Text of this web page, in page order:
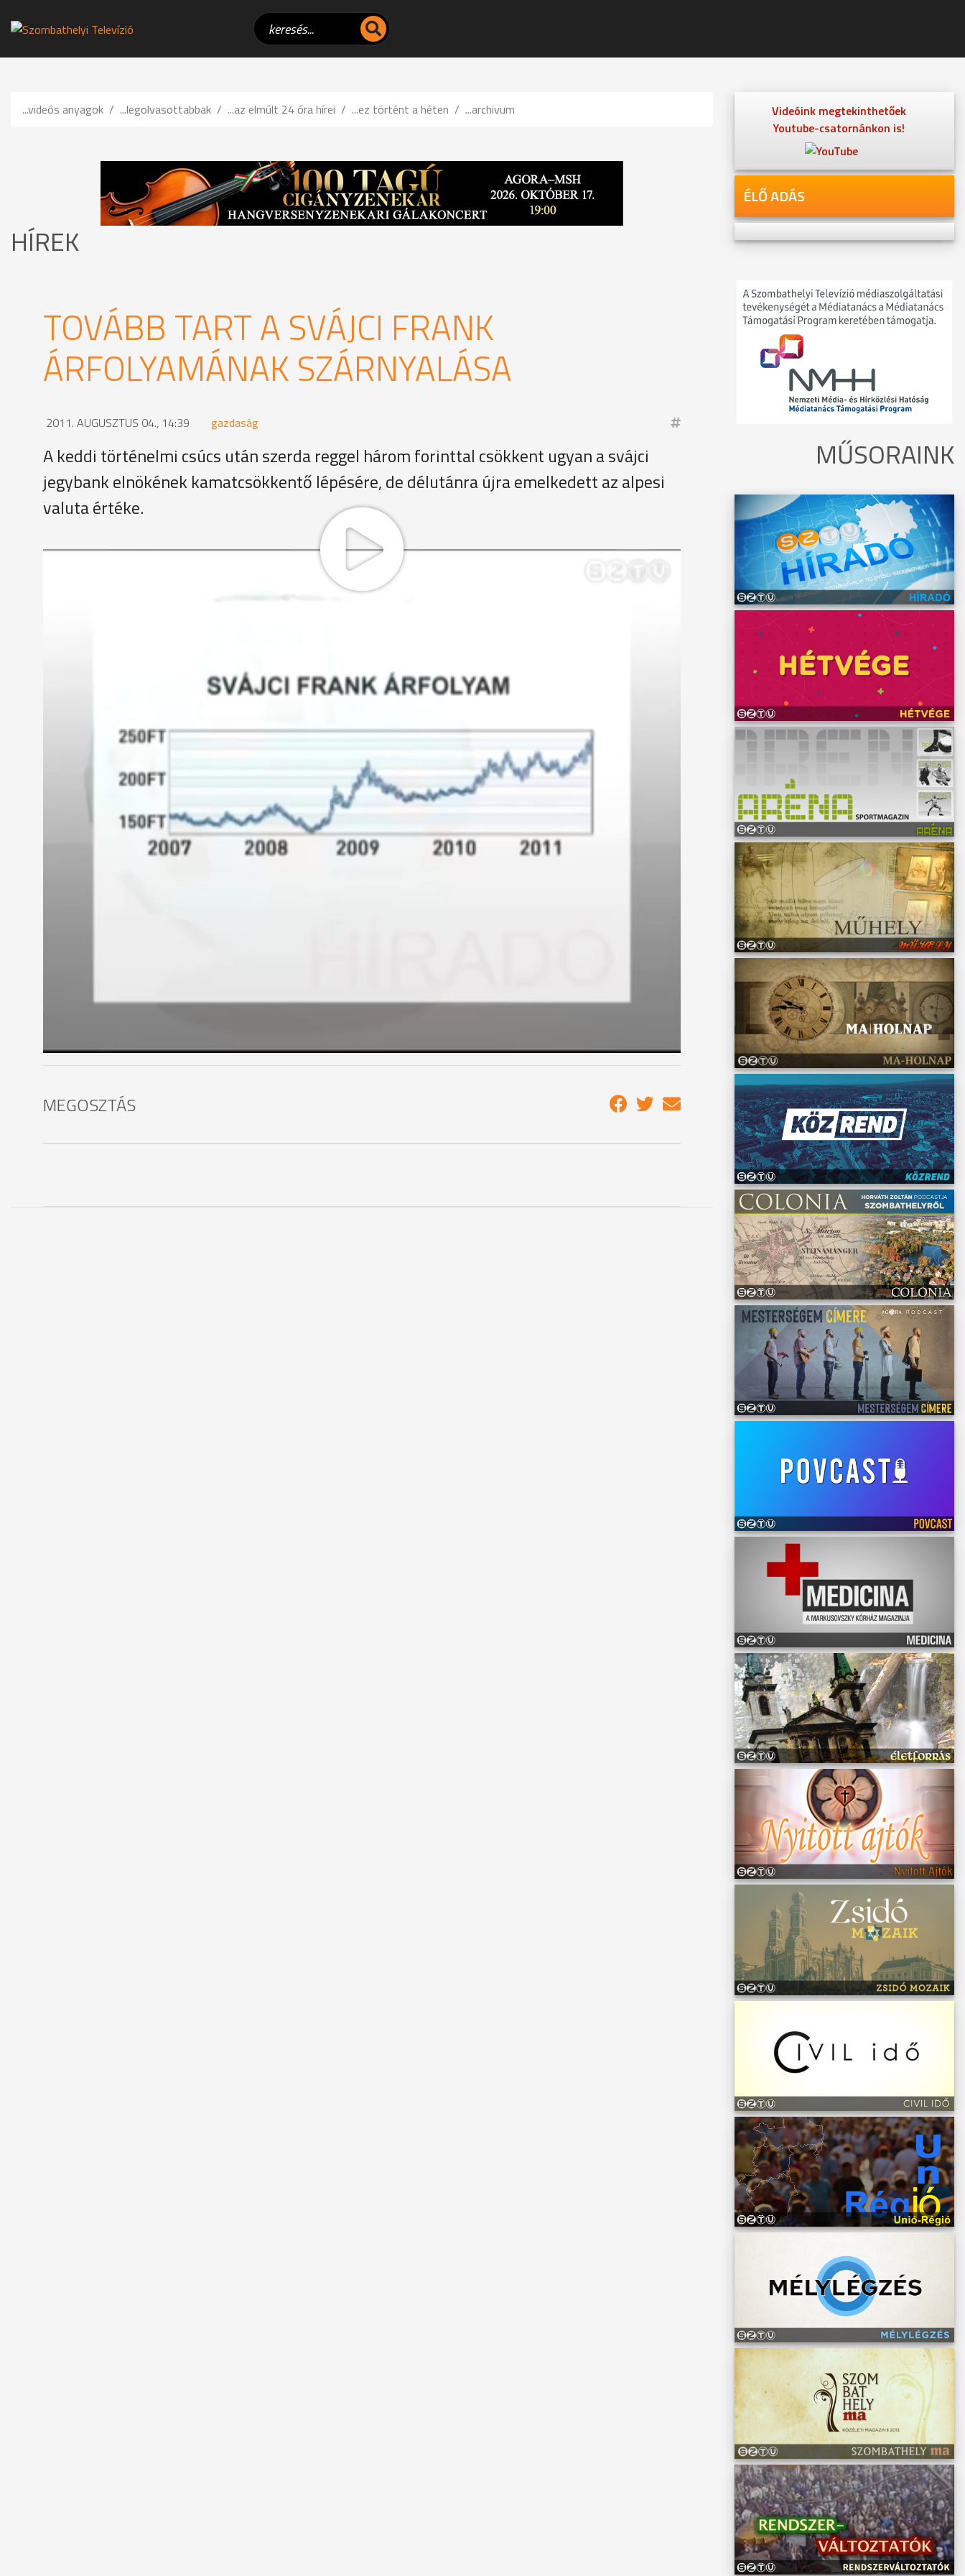
...videós anyagok ...legolvasottabbak ...az elmúlt 24 óra hírei ...ez történt a héten ...archivum
HÍREK
TOVÁBB TART A SVÁJCI FRANK
ÁRFOLYAMÁNAK SZÁRNYALÁSA
2011. AUGUSZTUS 04., 14:39 gazdaság
A keddi történelmi csúcs után szerda reggel három forinttal csökkent ugyan a svájci
jegybank elnökének kamatcsökkentő lépésére, de délutánra újra emelkedett az alpesi
valuta értéke.
Így változott a svájci frank árfolyama az elmúlt években. 2007-ben 160 forint körül mozgott. A válság előtt
közvetlenül csökkent, majd folyamatosan emelkedett. Mostanra 250 forint fölé emelkedett. Elemzők szerint a
befektetőket olyan kockázatmentes deviza felé terelte, ami sokkal erősebb, mint az összes többi, ezért erősödött a
Ebben a szombathelyi 44 lakásos társasházban az értékesítőtől kapott információk szerint majdnem mindenki
hitelre vette lakását. A jelentősen megemelkedett törlesztőrészletek miatt egyre többen maradnak el például a
közös költséggel. Erre már nem futja a családi kasszából. Az ingatlanközvetítőnél azt mondják, egyelőre nem
emelkedett drasztikusan a jelzáloggal terhelt lakásuktól megszabadulni akarók száma a városban.
Horváth Jolán referens, Heckenast Ingatlanközvetítő Iroda
Van 1-2 ingatlanunk, amelyeket reménytelen eladni, mert nagyobb rajta a hitel, mint az eladási értéke. 3 év alatt
MEGOSZTÁS
Videóink megtekinthetőek
Youtube-csatornánkon is!
ÉLŐ ADÁS
MŰSORAINK